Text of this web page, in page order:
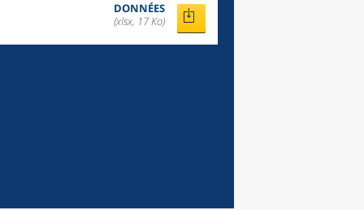
DONNÉES
(xlsx, 17 Ko)